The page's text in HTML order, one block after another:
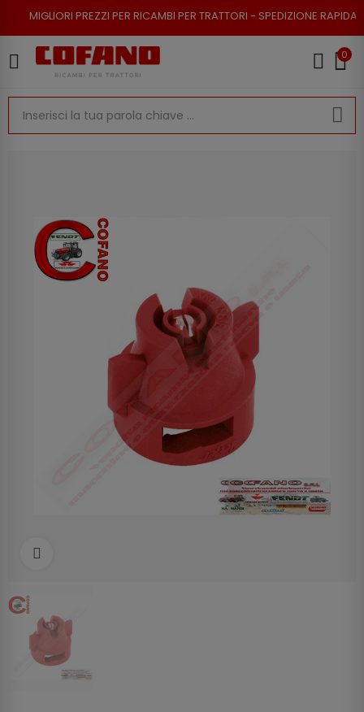
PREZZI PER RICAMBI PER TRATTORI - SPEDIZIONE RAPIDA - RESO
0